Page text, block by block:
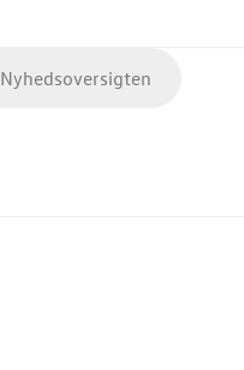
Nyhedsoversigten